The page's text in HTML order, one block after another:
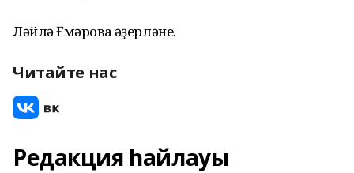
Ләйлә Ғүмәрова әҙерләне.
Читайте нас
Редакция һайлауы